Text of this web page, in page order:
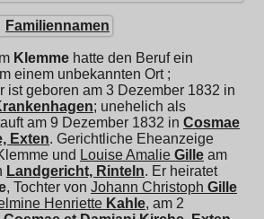
Familiennamen
Klemme hatte den Beruf ein
einem unbekannten Ort ;
ist geboren am 3 Dezember 1832 in
; unehelich als
am 9 Dezember 1832 in Cosmae
Exten. Gerichtliche Eheanzeige
und Louise Amalie Gille am
Landgericht, Rinteln. Er heiratet
, Tochter von Johann Christoph Gille
Henriette Kahle, am 2